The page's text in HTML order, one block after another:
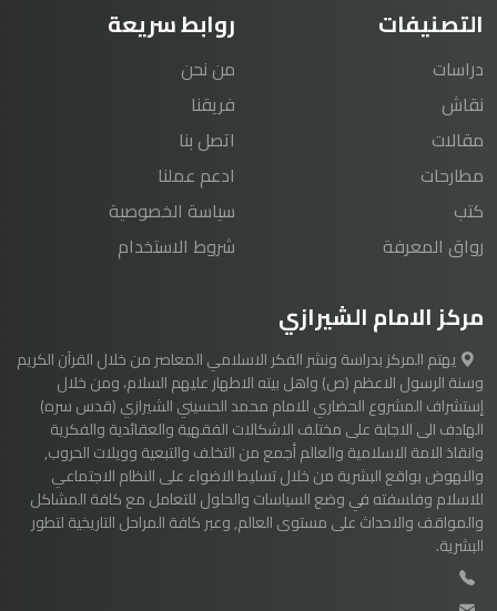
التصنيفات
دراسات
نقاش
مقالات
مطارحات
كتب
رواق المعرفة
روابط سريعة
من نحن
فريقنا
اتصل بنا
ادعم عملنا
سياسة الخصوصية
شروط الاستخدام
مركز الامام الشيرازي
يهتم المركز بدراسة ونشر الفكر الاسلامي المعاصر من خلال القرآن الكريم
وسنة الرسول الاعظم (ص) واهل بيته الاطهار عليهم السلام، ومن خلال
إستشراف المشروع الحضاري للامام محمد الحسيني الشيرازي (قدس سره)
الهادف الى الاجابة على مختلف الاشكالات الفقهية والعقائدية والفكرية
وانقاذ الامة الاسلامية والعالم أجمع من التخلف والتبعية وويلات الحروب,
والنهوض بواقع البشرية من خلال تسليط الاضواء على النظام الاجتماعي
للاسلام وفلسفته في وضع السياسات والحلول للتعامل مع كافة المشاكل
والمواقف والاحداث على مستوى العالم, وعبر كافة المراحل التاريخية لتطور
البشرية.